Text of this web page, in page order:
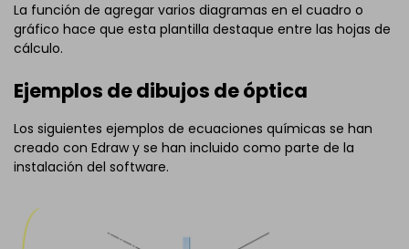
La función de agregar varios diagramas en el cuadro o
gráfico hace que esta plantilla destaque entre las hojas de
cálculo.
Ejemplos de dibujos de óptica
Los siguientes ejemplos de ecuaciones químicas se han
creado con Edraw y se han incluido como parte de la
instalación del software.